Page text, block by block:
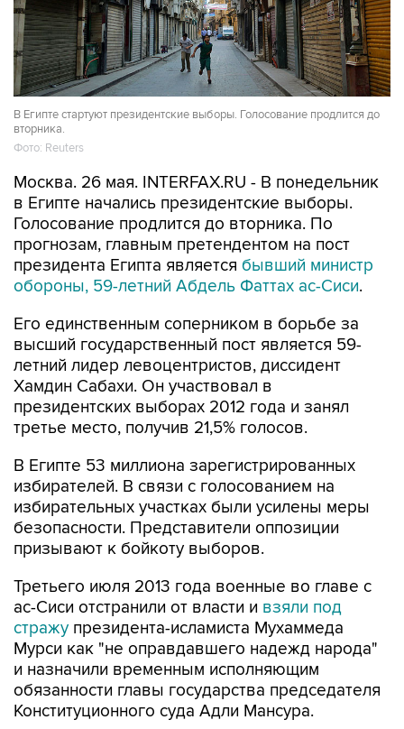
В Египте стартуют президентские выборы. Голосование продлится до
вторника.
Фото: Reuters
Москва. 26 мая. INTERFAX.RU - В понедельник
в Египте начались президентские выборы.
Голосование продлится до вторника. По
прогнозам, главным претендентом на пост
президента Египта является бывший министр
обороны, 59-летний Абдель Фаттах ас-Сиси.
Его единственным соперником в борьбе за
высший государственный пост является 59-
летний лидер левоцентристов, диссидент
Хамдин Сабахи. Он участвовал в
президентских выборах 2012 года и занял
третье место, получив 21,5% голосов.
В Египте 53 миллиона зарегистрированных
избирателей. В связи с голосованием на
избирательных участках были усилены меры
безопасности. Представители оппозиции
призывают к бойкоту выборов.
Третьего июля 2013 года военные во главе с
ас-Сиси отстранили от власти и взяли под
стражу президента-исламиста Мухаммеда
Мурси как "не оправдавшего надежд народа"
и назначили временным исполняющим
обязанности главы государства председателя
Конституционного суда Адли Мансура.